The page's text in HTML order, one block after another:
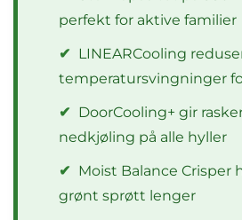
perfekt for aktive familier
✔ LINEARCooling
temperatursvingninger
✔ DoorCooling+ gir
nedkjøling på alle hyller
✔ Moist Balance Crisper
grønt sprøtt lenger